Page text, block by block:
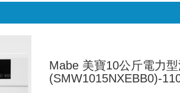
Mabe 美寶10公斤電力
(SMW1015NXEBB0)-